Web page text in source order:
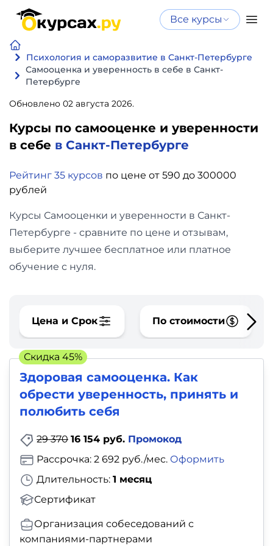
Все курсы
Психология и саморазвитие в Санкт-Петербурге
Самооценка и уверенность в себе в Санкт-
Петербурге
Обновлено 02 августа 2026.
Курсы по самооценке и уверенности
в себе в Санкт-Петербурге
Рейтинг 35 курсов по цене от 590 до 300000
рублей
Курсы Самооценки и уверенности в Санкт-
Петербурге - сравните по цене и отзывам,
выберите лучшее бесплатное или платное
обучение с нуля.
Цена и Срок По стоимости
Здоровая самооценка. Как
обрести уверенность, принять и
полюбить себя
29 370 16 154 руб. Промокод
Длительность: 1 месяц
Сертификат
Рассрочка: 2 692 руб./мес. Оформить
Организация собеседований с
компаниями-партнерами
Скидка 45%
и ИИ
Программирование
Бизнес
и
Дизайн
Аналитика
Видео,
фото,
Маркетинг
Иностранный
язык
Для
Красота,
здоровье,
фитнес
Психология
Нейросеть и ИИ
Курсы по
интеллекту
Курсы по нейросетям
Бесплатно